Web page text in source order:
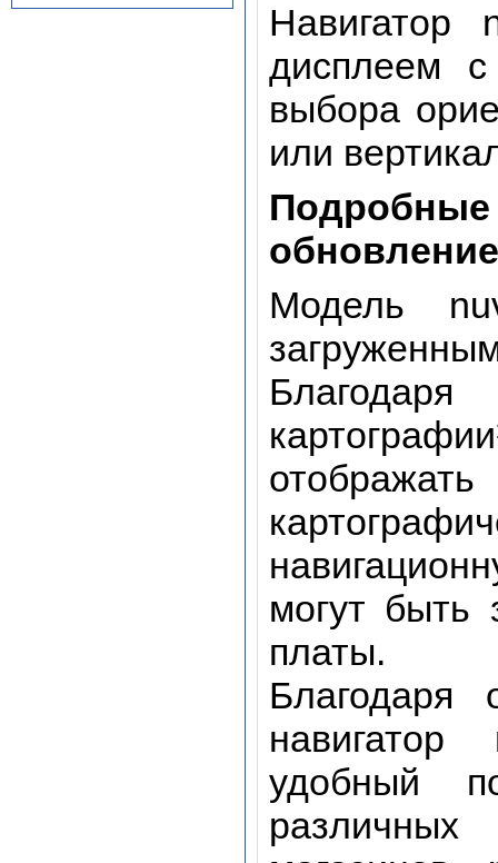
Навигатор
дисплеем
выбора
или
Модель
могут быть
платы.
Благодаря
навигатор
удобный